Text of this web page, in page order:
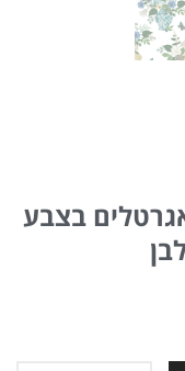
בצבע